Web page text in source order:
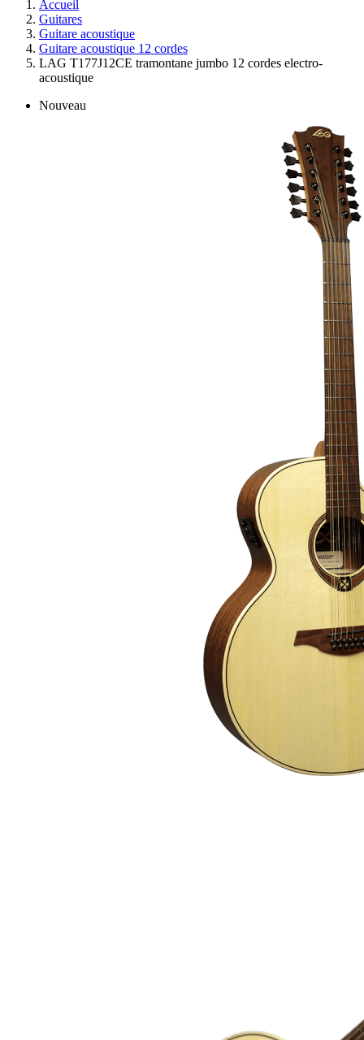
Accueil
Guitares
Guitare acoustique
Guitare acoustique 12 cordes
LAG T177J12CE tramontane jumbo 12 cordes electro-
acoustique
Nouveau